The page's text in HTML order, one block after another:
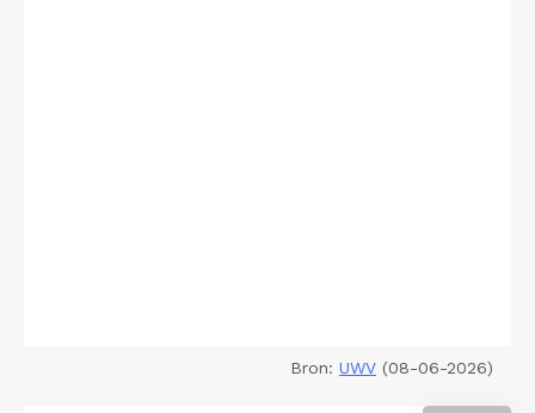
Bron: UWV (08-06-2026)